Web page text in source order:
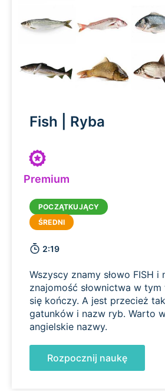
Fish | Ryba
Premium
2:19
Wszyscy znamy słowo FISH i
znajomość słownictwa w
się kończy. A jest przecież
gatunków i nazw ryb. Warto
angielskie nazwy.
Rozpocznij naukę